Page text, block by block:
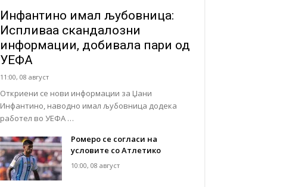
Инфантино имал љубовница:
Испливаа скандалозни
информации, добивала пари од
УЕФА
11:00, 08 август
Откриени се нови информации за Џани
Инфантино, наводно имал љубовница додека
работел во УЕФА …
Ромеро се согласи на
условите со Атлетико
10:00, 08 август